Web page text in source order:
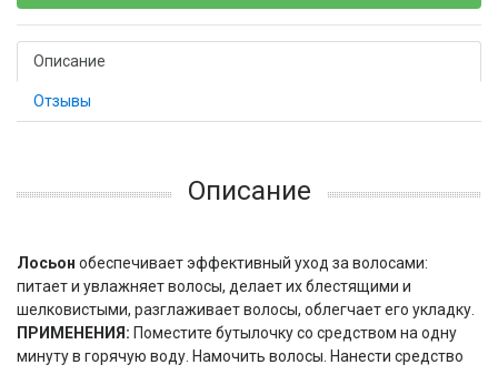
Описание
Отзывы
Описание
Лосьон обеспечивает эффективный уход за волосами:
питает и увлажняет волосы, делает их блестящими и
шелковистыми, разглаживает волосы, облегчает его укладку.
ПРИМЕНЕНИЯ: Поместите бутылочку со средством на одну
минуту в горячую воду. Намочить волосы. Нанести средство